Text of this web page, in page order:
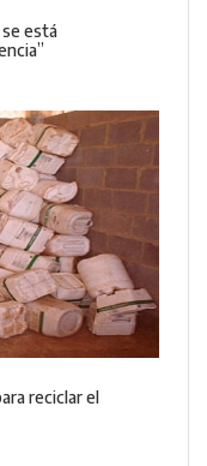
se está
reciclar el